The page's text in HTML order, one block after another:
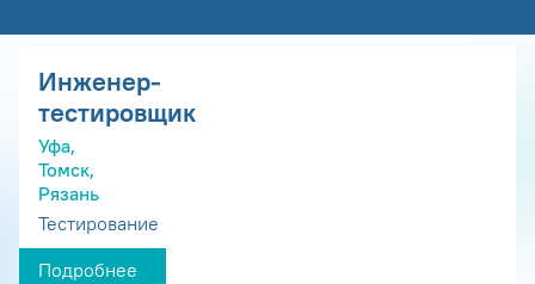
Инженер-
тестировщик
Уфа,
Томск,
Рязань
Тестирование
Подробнее